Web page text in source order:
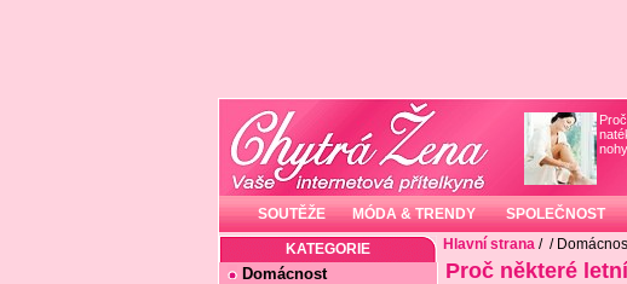
SOUTĚŽE MÓDA & TRENDY SPOLEČNOST
KATEGORIE
Domácnost
Hlavní strana/ /
Proč některé